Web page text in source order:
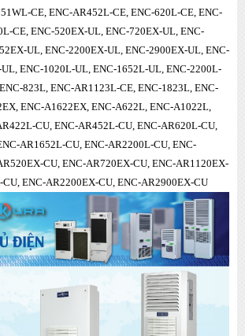
CE, ENC-AR452L-CE, ENC-620L-CE, ENC-
CE, ENC-520EX-UL, ENC-720EX-UL, ENC-
UL, ENC-2200EX-UL, ENC-2900EX-UL, ENC-
ENC-1020L-UL, ENC-1652L-UL, ENC-2200L-
823L, ENC-AR1123L-CE, ENC-1823L, ENC-
ENC-A1622EX, ENC-A622L, ENC-A1022L,
CU, ENC-AR452L-CU, ENC-AR620L-CU,
AR1652L-CU, ENC-AR2200L-CU, ENC-
CU, ENC-AR720EX-CU, ENC-AR1120EX-
ENC-AR2200EX-CU, ENC-AR2900EX-CU